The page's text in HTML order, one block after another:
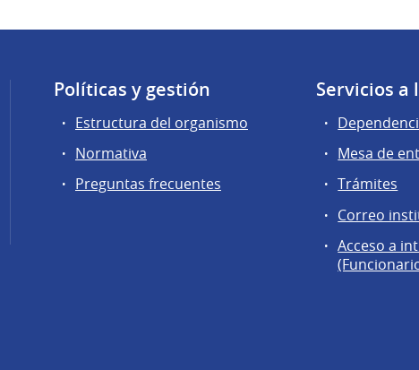
Políticas y gestión
Estructura del organismo
Normativa
Preguntas frecuentes
Servicios a
Mesa de
Trámites
Correo
Acceso a